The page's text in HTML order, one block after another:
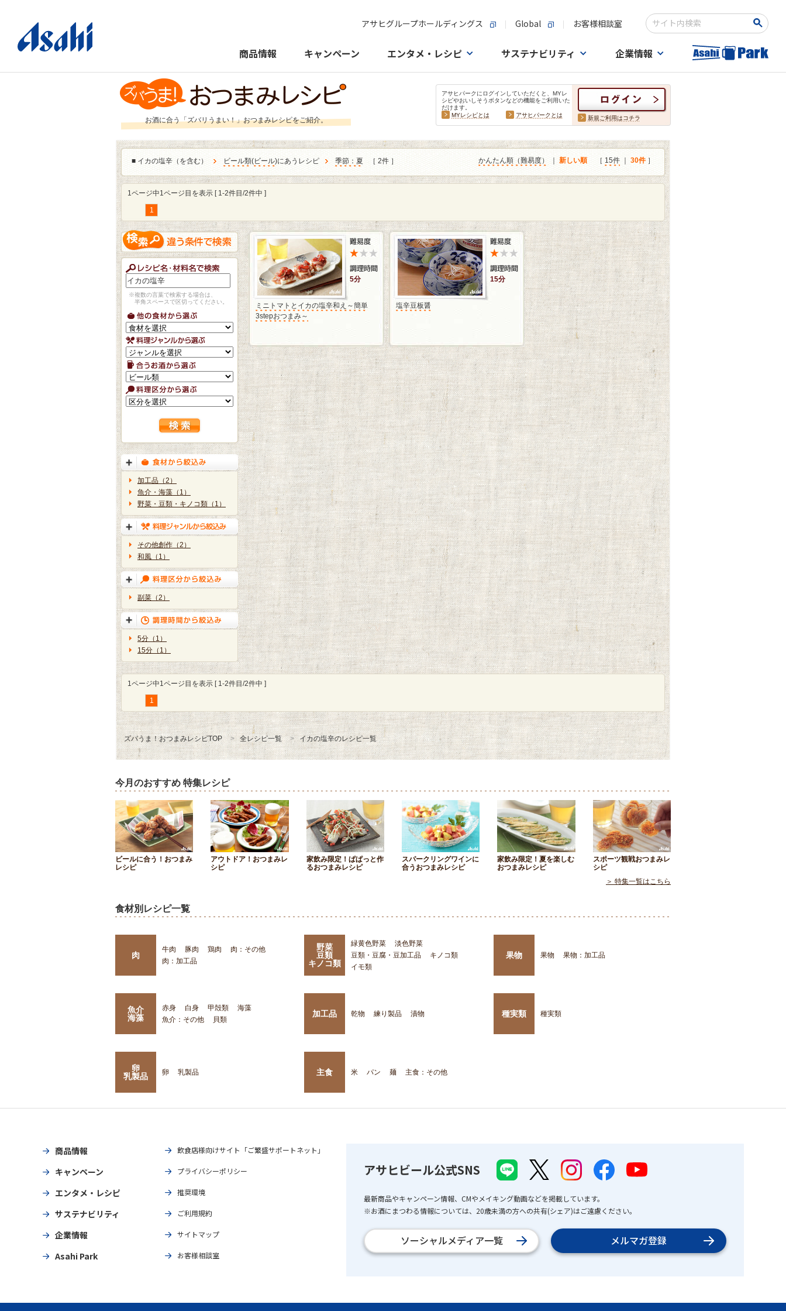
アサヒグループホールディングス Global お客様相談室
検索キーワード入力
商品情報 キャンペーン エンタメ・レシピ サステナビリティ 企業情報
お酒に合う「ズバリうまい！」おつまみレシピをご紹介。
アサヒパークにログインしていただくと、MYレ
シピやおいしそうボタンなどの機能をご利用いた
だけます。
MYレシピとは
アサヒパークとは 新規ご利用はコチラ
■ イカの塩辛（を含む） ビール類(ビール)にあうレシピ 季節：夏 ［ 2件 ］ かんたん順（難易度） 新しい順 ［ 15件 30件 ］
1ページ中1ページ目を表示 [ 1-2件目/2件中 ]
1
※複数の言葉で検索する場合は、
半角スペースで区切ってください。
加工品（2）
魚介・海藻（1）
野菜・豆類・キノコ類（1）
その他創作（2）
和風（1）
副菜（2）
5分（1）
15分（1）
5分
ミニトマトとイカの塩辛和え～簡単
3stepおつまみ～
15分
塩辛豆板醤
1ページ中1ページ目を表示 [ 1-2件目/2件中 ]
1
ズバうま！おつまみレシピTOP 全レシピ一覧 イカの塩辛のレシピ一覧
今月のおすすめ 特集レシピ
ビールに合う！おつまみ
レシピ
アウトドア！おつまみレ
シピ
家飲み限定！ぱぱっと作
るおつまみレシピ
スパークリングワインに
合うおつまみレシピ
家飲み限定！夏を楽しむ
おつまみレシピ
スポーツ観戦おつまみレ
シピ
＞ 特集一覧はこちら
食材別レシピ一覧
肉
牛肉 豚肉 鶏肉
肉：その他
肉：加工品
野菜
豆類
キノコ類
緑黄色野菜
淡色野菜
豆類・豆腐・豆加工品
キノコ類
イモ類
果物 果物 果物：加工品
魚介
海藻
赤身 白身 甲殻類
海藻
魚介：その他
貝類
加工品 乾物 練り製品 漬物 種実類 種実類
卵
乳製品
卵 乳製品 主食 米 パン 麺 主食：その他
商品情報
キャンペーン
エンタメ・レシピ
サステナビリティ
企業情報
Asahi Park
飲食店様向けサイト「ご繁盛サポートネット」
プライバシーポリシー
推奨環境
ご利用規約
サイトマップ
お客様相談室
アサヒビール公式SNS
最新商品やキャンペーン情報、CMやメイキング動画などを掲載しています。
※お酒にまつわる情報については、20歳未満の方への共有(シェア)はご遠慮ください。
ソーシャルメディア一覧 メルマガ登録